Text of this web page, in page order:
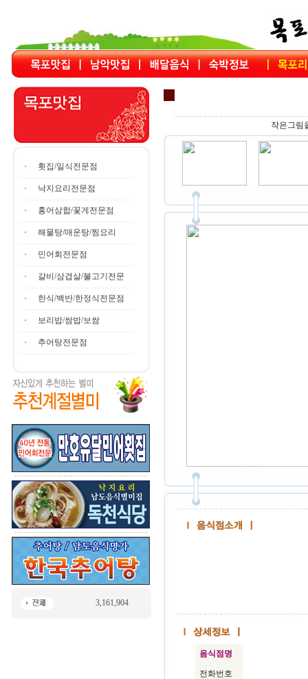
횟집/일식전문점
낙지요리전문점
홍어삼합/꽃게전문점
해물탕/매운탕/찜요리
민어회전문점
갈비/삼겹살/불고기전문
한식/백반/한정식전문점
보리밥/쌈밥/보쌈
추어탕전문점
3,161,904
작은그림
음식점명
전화번호